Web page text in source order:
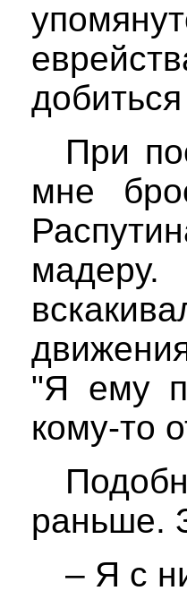
При
мне
"Я ему
кому-то
раньше.
– Я с